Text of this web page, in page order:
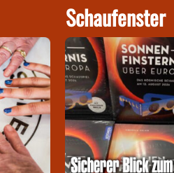
Schaufenster